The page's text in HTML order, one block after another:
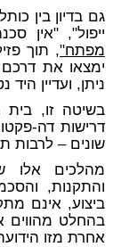
גם בדיון בין
ייפול", "אין
מפתח", תוך
ימצאו את דרכם
ניתן, ועדיין היד
בשיטה זו,
דרישות דה-
שונים – לרבות
מהלכים אלו
והתקנות,
ביצוע, אינם
בהחלט מהווים
אחרת מזו